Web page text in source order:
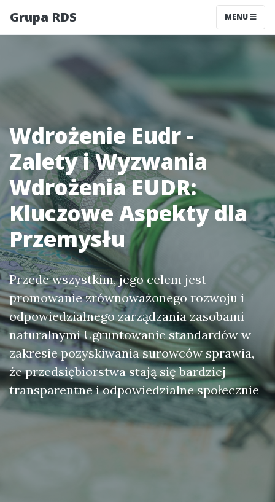
Grupa RDS MENU
Wdrożenie Eudr -
Zalety i Wyzwania
Wdrożenia EUDR:
Kluczowe Aspekty dla
Przemysłu
Przede wszystkim, jego celem jest
promowanie zrównoważonego rozwoju i
odpowiedzialnego zarządzania zasobami
naturalnymi Ugruntowanie standardów w
zakresie pozyskiwania surowców sprawia,
że przedsiębiorstwa stają się bardziej
transparentne i odpowiedzialne społecznie